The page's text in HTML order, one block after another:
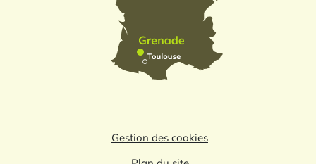
Gestion des cookies